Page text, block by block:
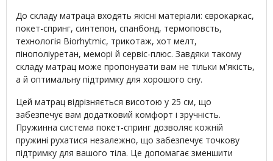
До складу матраца входять якісні матеріали: єврокаркас,
покет-спринг, синтепон, спанбонд, термоповсть,
технологія Biorhytmic, трикотаж, хот мелт,
пінополіуретан, меморі й сервіс-плюс. Завдяки такому
складу матрац може пропонувати вам не тільки м'якість,
а й оптимальну підтримку для хорошого сну.
Цей матрац відрізняється висотою у 25 см, що
забезпечує вам додатковий комфорт і зручність.
Пружинна система покет-спринг дозволяє кожній
пружині рухатися незалежно, що забезпечує точкову
підтримку для вашого тіла. Це допомагає зменшити